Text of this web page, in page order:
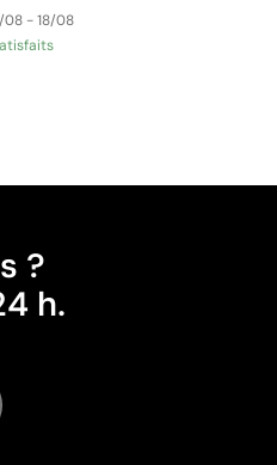
08 - 18/08
?
h.